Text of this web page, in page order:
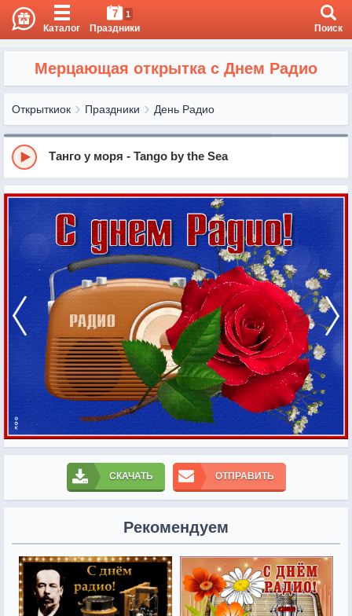
Каталог
7 1
Праздники Поиск
Мерцающая открытка с Днем Радио
Открыткиок Праздники День Радио
Танго у моря - Tango by the Sea
СКАЧАТЬ ОТПРАВИТЬ
Рекомендуем